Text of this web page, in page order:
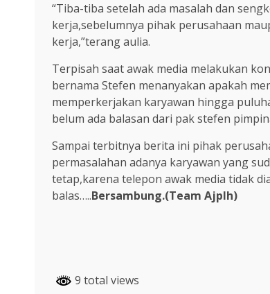
“Tiba-tiba setelah ada masalah dan
kerja,sebelumnya pihak perusahaan
kerja,”terang aulia.
Terpisah saat awak media melakukan
bernama Stefen menanyakan apakah
memperkerjakan karyawan hingga
belum ada balasan dari pak stefen
Sampai terbitnya berita ini pihak
permasalahan adanya karyawan yang
tetap,karena telepon awak media tidak
balas…..Bersambung.(Team Ajplh)
9 total views